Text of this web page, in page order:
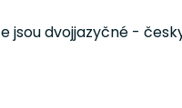
jsou dvojjazyčné -